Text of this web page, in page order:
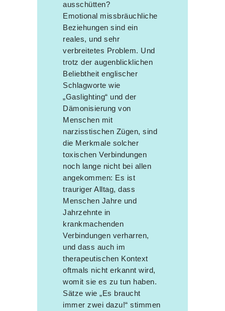
ausschütten?
Emotional missbräuchliche
Beziehungen sind ein
reales, und sehr
verbreitetes Problem. Und
trotz der augenblicklichen
Beliebtheit englischer
Schlagworte wie
„Gaslighting“ und der
Dämonisierung von
Menschen mit
narzisstischen Zügen, sind
die Merkmale solcher
toxischen Verbindungen
noch lange nicht bei allen
angekommen: Es ist
trauriger Alltag, dass
Menschen Jahre und
Jahrzehnte in
krankmachenden
Verbindungen verharren,
und dass auch im
therapeutischen Kontext
oftmals nicht erkannt wird,
womit sie es zu tun haben.
Sätze wie „Es braucht
immer zwei dazu!“ stimmen